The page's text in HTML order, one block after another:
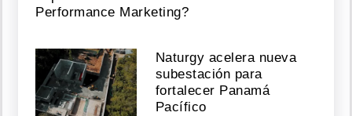
Performance Marketing?
Naturgy acelera nueva
subestación para
fortalecer Panamá
Pacífico